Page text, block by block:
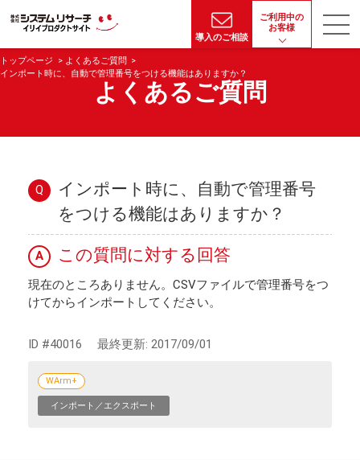
導入のご相談
ご利用中の
お客様
トップページ
よくあるご質問
インポート時に、自動で管理番号をつける機能はありますか？
よくあるご質問
Q
インポート時に、自動で管理番号
をつける機能はありますか？
A この質問に対する回答
現在のところありません。CSVファイルで管理番号をつ
けてからインポートしてください。
ID #40016 最終更新: 2017/09/01
WArm+
インポート／エクスポート